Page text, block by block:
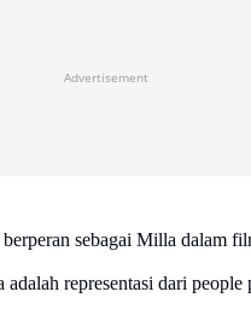
Advertisement
sebagai Milla dalam
representasi dari people